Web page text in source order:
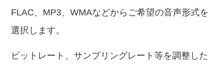
FLAC、MP3、WMAなどからご希望の音声形式を
選択します。
ビットレート、サンプリングレート等を調整した